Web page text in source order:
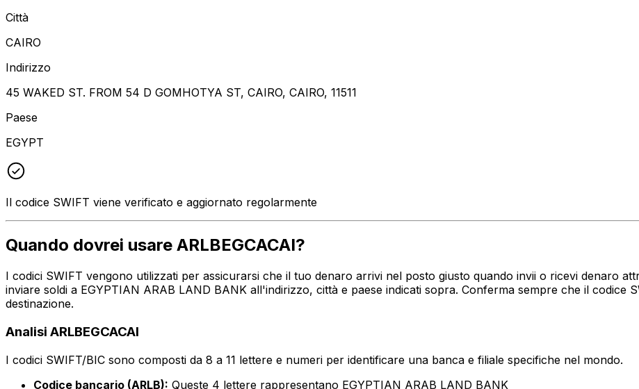
Città
CAIRO
Indirizzo
45 WAKED ST. FROM 54 D GOMHOTYA ST, CAIRO, CAIRO, 11511
Paese
EGYPT
Il codice SWIFT viene verificato e aggiornato regolarmente
Quando dovrei usare ARLBEGCACAI?
I codici SWIFT vengono utilizzati per assicurarsi che il tuo denaro arrivi nel posto giusto quando invii o ricevi denaro
inviare soldi a EGYPTIAN ARAB LAND BANK all'indirizzo, città e paese indicati sopra. Conferma sempre che il codice
destinazione.
Analisi ARLBEGCACAI
I codici SWIFT/BIC sono composti da 8 a 11 lettere e numeri per identificare una banca e filiale specifiche nel mondo.
Codice bancario (ARLB): Queste 4 lettere rappresentano EGYPTIAN ARAB LAND BANK